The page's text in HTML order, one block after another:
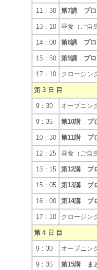
11：30 第7講 プロ
13：10 昼食（ご自
14：00 第8講 プロ
15：50 第9講 プロ
17：10 クロージン
第 3 日 目
9：30 オープニン
9：35 第10講 プ
10：30 第11講 プ
12：25 昼食（ご自
13：15 第12講 プ
15：05 第13講 プ
16：00 第14講 プ
17：10 クロージン
第 4 日 目
9：30 オープニン
9：35 第15講 ま